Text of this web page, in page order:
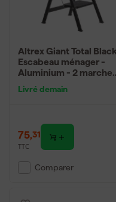
Altrex Giant Total Black
Escabeau ménager -
Aluminium - 2 marches
2,45 m
Livré demain
75,31
TTC
Comparer